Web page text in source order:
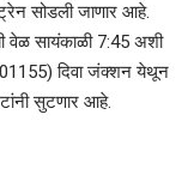
सोडली जाणार आहे.
वेळ सायंकाळी 7:45 अशी
(01155) दिवा जंक्शन येथून
सुटणार आहे.